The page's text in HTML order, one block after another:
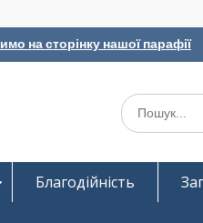
на сторінку нашої парафії
Благодійність